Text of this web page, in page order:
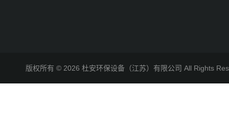
版权所有 © 2026 杜安环保设备（江苏）有限公司 All Rights